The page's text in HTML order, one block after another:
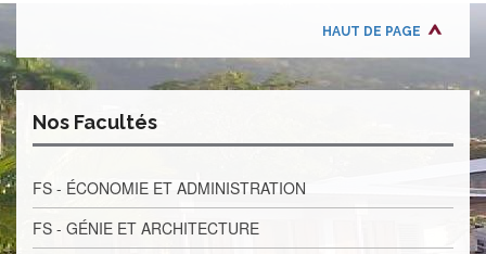
HAUT DE PAGE
Nos Facultés
FS - ÉCONOMIE ET ADMINISTRATION
FS - GÉNIE ET ARCHITECTURE